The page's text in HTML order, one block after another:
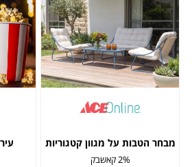
מבחר הטבות על מגוון קטגוריות
2% קאשבק